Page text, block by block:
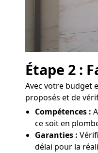
Étape 2 :
Avec votre budget
proposés et de
Compétences :
ce soit en
Garanties :
délai pour la